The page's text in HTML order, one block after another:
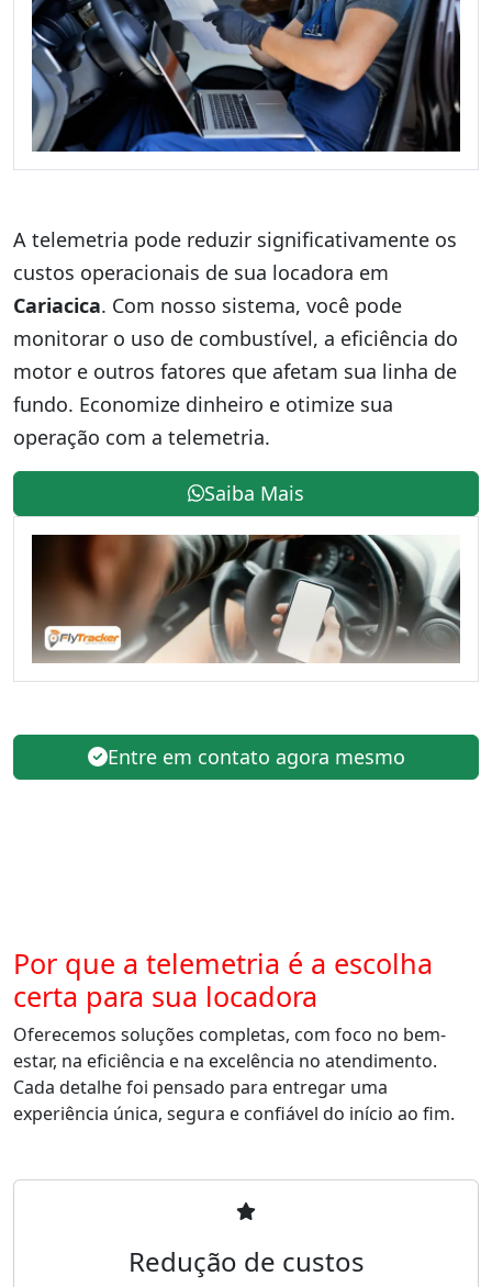
A telemetria pode reduzir significativamente os
custos operacionais de sua locadora em
Cariacica. Com nosso sistema, você pode
monitorar o uso de combustível, a eficiência do
motor e outros fatores que afetam sua linha de
fundo. Economize dinheiro e otimize sua
operação com a telemetria.
Saiba Mais
Entre em contato agora mesmo
Por que a telemetria é a escolha
certa para sua locadora
Oferecemos soluções completas, com foco no bem-
estar, na eficiência e na excelência no atendimento.
Cada detalhe foi pensado para entregar uma
experiência única, segura e confiável do início ao fim.
Redução de custos